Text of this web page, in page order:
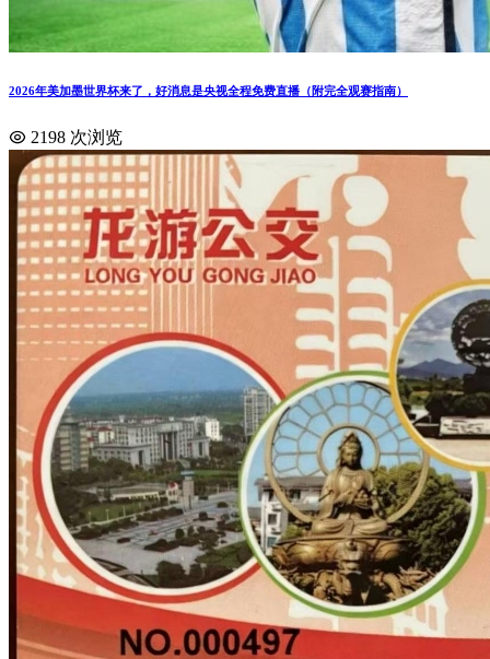
2026年美加墨世界杯来了，好消息是央视全程免费直播（附完全观赛指南）
2198 次浏览